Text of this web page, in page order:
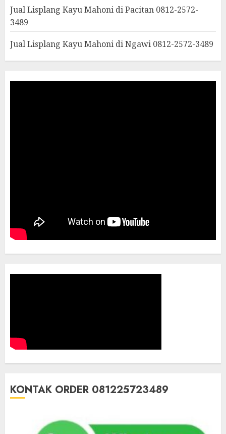
Jual Lisplang Kayu Mahoni di Pacitan 0812-2572-
3489
Jual Lisplang Kayu Mahoni di Ngawi 0812-2572-3489
KONTAK ORDER 081225723489